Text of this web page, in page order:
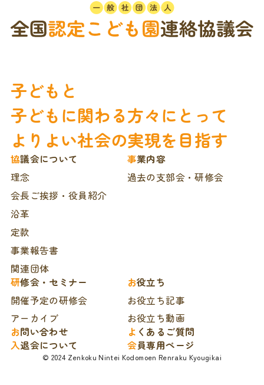
子どもと
子どもに関わる方々にとって
よりよい社会の実現を目指す
協議会について
理念
会長ご挨拶・役員紹介
沿革
定款
事業報告書
関連団体
事業内容
過去の支部会・研修会
研修会・セミナー
開催予定の研修会
アーカイブ
お役立ち
お役立ち記事
お役立ち動画
お問い合わせ
よくあるご質問
入退会について
会員専用ページ
© 2024 Zenkoku Nintei Kodomoen Renraku Kyougikai